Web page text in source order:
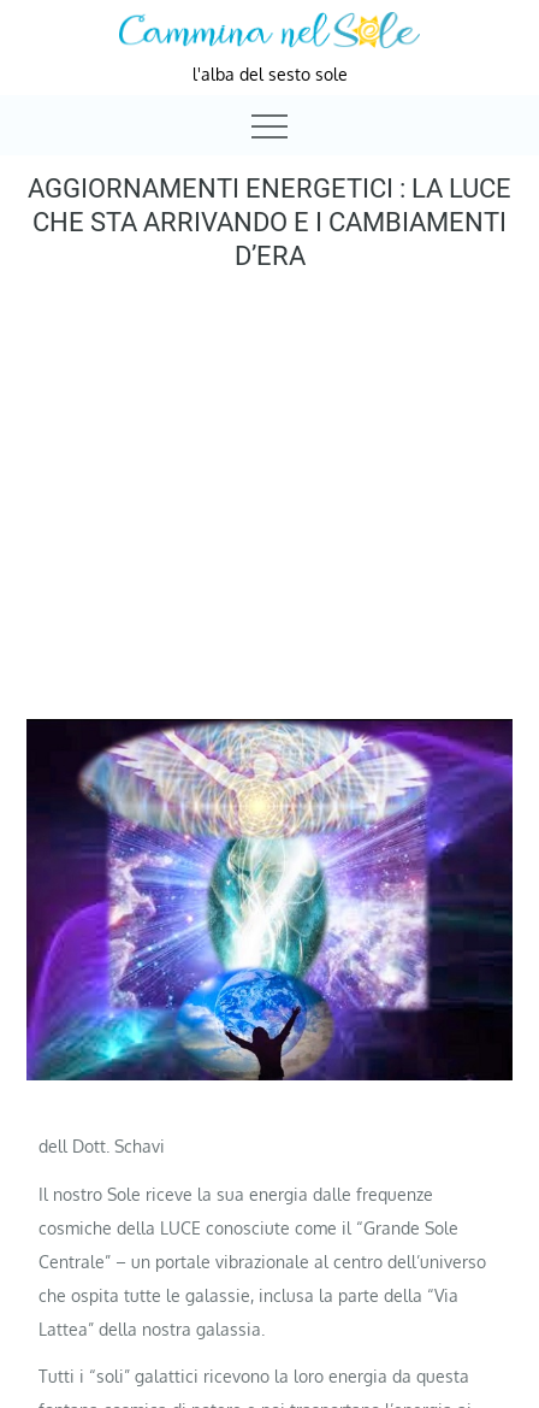
l'alba del sesto sole
AGGIORNAMENTI ENERGETICI : LA LUCE
CHE STA ARRIVANDO E I CAMBIAMENTI
D’ERA
dell Dott. Schavi
Il nostro Sole riceve la sua energia dalle frequenze
cosmiche della LUCE conosciute come il “Grande Sole
Centrale” – un portale vibrazionale al centro dell’universo
che ospita tutte le galassie, inclusa la parte della “Via
Lattea” della nostra galassia.
Tutti i “soli” galattici ricevono la loro energia da questa